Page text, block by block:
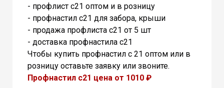
- профлист с21 оптом и в розницу
- профнастил с21 для забора, крыши
- продажа профлиста с21 от 5 шт
- доставка профнастила с21
Чтобы купить профнастил с 21 оптом или в
розницу оставьте заявку или звоните.
Профнастил с21 цена от 1010 ₽